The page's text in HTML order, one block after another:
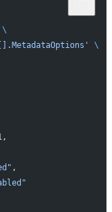
\
\
,